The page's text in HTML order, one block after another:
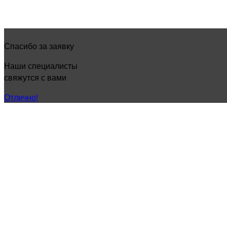
Спасибо за заявку
Наши специалисты
свяжутся с вами
Отлично!